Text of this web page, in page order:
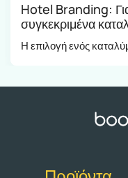
Hotel Branding:
συγκεκριμένα
Η επιλογή ενός